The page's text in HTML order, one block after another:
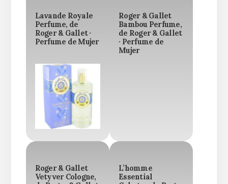
Lavande Royale
Perfume, de
Roger & Gallet ·
Perfume de Mujer
Roger & Gallet
Bambou Perfume,
de Roger & Gallet
· Perfume de
Mujer
Roger & Gallet
Vetyver Cologne,
L’homme
Essential